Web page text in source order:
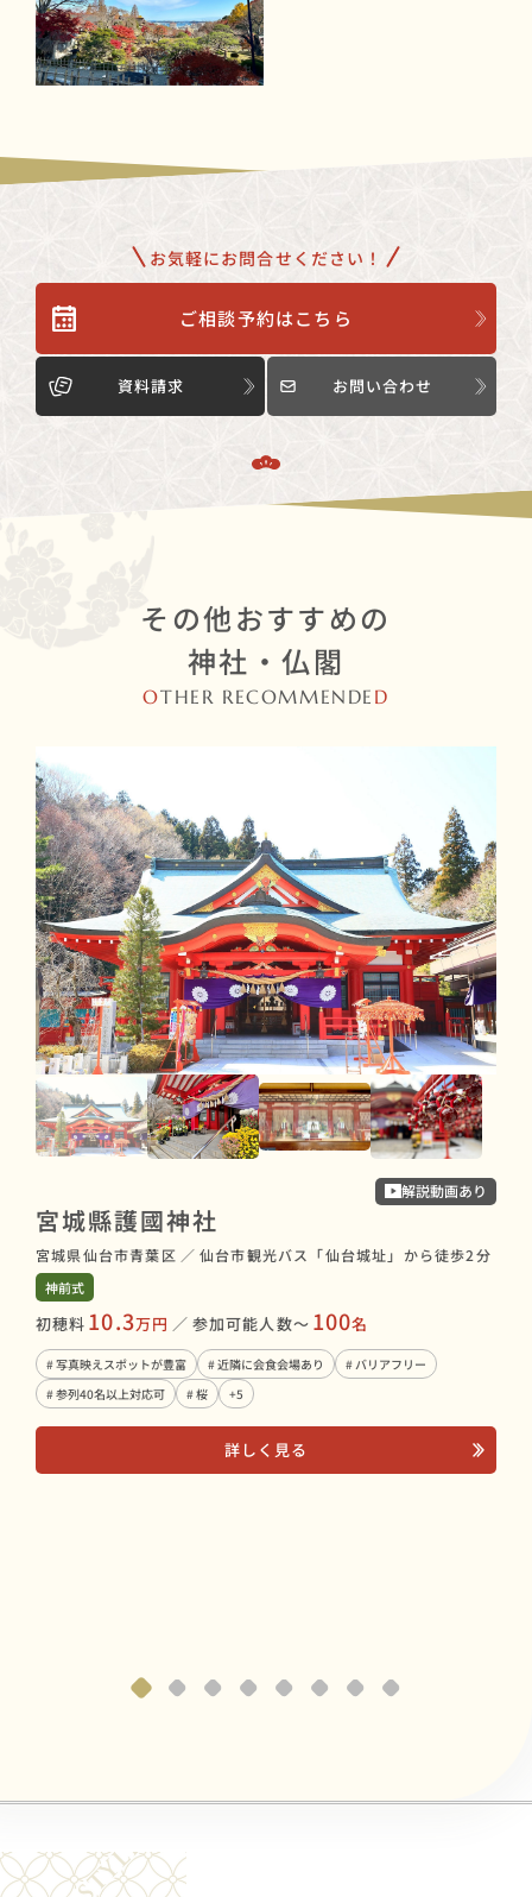
お気軽にお問合せください！
ご相談予約はこちら
資料請求 お問い合わせ
その他おすすめの
神社・仏閣
OTHER RECOMMENDE D
解説動画あり
宮城縣護國神社
宮城県仙台市青葉区 ／ 仙台市観光バス「仙台城址」から徒歩2分
神前式
初穂料 10.3万円 ／ 参加可能人数〜 100名
# 写真映えスポットが豊富 # 近隣に会食会場あり
# バリアフリー
# 参列40名以上対応可
# 桜 +5
詳しく見る